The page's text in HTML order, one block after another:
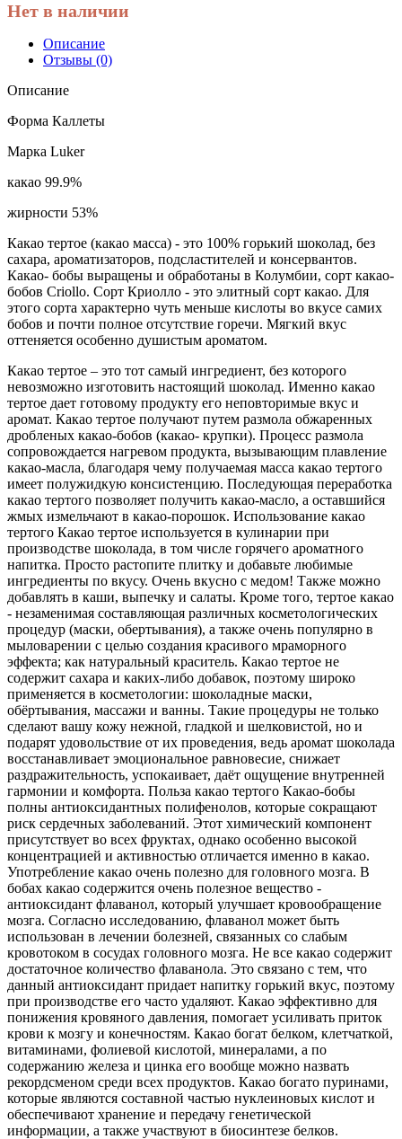
Нет в наличии
Описание
Отзывы (0)
Описание
Форма Каллеты
Марка Luker
какао 99.9%
жирности 53%
Какао тертое (какао масса) - это 100% горький шоколад, без
сахара, ароматизаторов, подсластителей и консервантов.
Какао- бобы выращены и обработаны в Колумбии, сорт какао-
бобов Criollo. Сорт Криолло - это элитный сорт какао. Для
этого сорта характерно чуть меньше кислоты во вкусе самих
бобов и почти полное отсутствие горечи. Мягкий вкус
оттеняется особенно душистым ароматом.
Какао тертое – это тот самый ингредиент, без которого
невозможно изготовить настоящий шоколад. Именно какао
тертое дает готовому продукту его неповторимые вкус и
аромат. Какао тертое получают путем размола обжаренных
дробленых какао-бобов (какао- крупки). Процесс размола
сопровождается нагревом продукта, вызывающим плавление
какао-масла, благодаря чему получаемая масса какао тертого
имеет полужидкую консистенцию. Последующая переработка
какао тертого позволяет получить какао-масло, а оставшийся
жмых измельчают в какао-порошок. Использование какао
тертого Какао тертое используется в кулинарии при
производстве шоколада, в том числе горячего ароматного
напитка. Просто растопите плитку и добавьте любимые
ингредиенты по вкусу. Очень вкусно с медом! Также можно
добавлять в каши, выпечку и салаты. Кроме того, тертое какао
- незаменимая составляющая различных косметологических
процедур (маски, обертывания), а также очень популярно в
мыловарении с целью создания красивого мраморного
эффекта; как натуральный краситель. Какао тертое не
содержит сахара и каких-либо добавок, поэтому широко
применяется в косметологии: шоколадные маски,
обёртывания, массажи и ванны. Такие процедуры не только
сделают вашу кожу нежной, гладкой и шелковистой, но и
подарят удовольствие от их проведения, ведь аромат шоколада
восстанавливает эмоциональное равновесие, снижает
раздражительность, успокаивает, даёт ощущение внутренней
гармонии и комфорта. Польза какао тертого Какао-бобы
полны антиоксидантных полифенолов, которые сокращают
риск сердечных заболеваний. Этот химический компонент
присутствует во всех фруктах, однако особенно высокой
концентрацией и активностью отличается именно в какао.
Употребление какао очень полезно для головного мозга. В
бобах какао содержится очень полезное вещество -
антиоксидант флаванол, который улучшает кровообращение
мозга. Согласно исследованию, флаванол может быть
использован в лечении болезней, связанных со слабым
кровотоком в сосудах головного мозга. Не все какао содержит
достаточное количество флаванола. Это связано с тем, что
данный антиоксидант придает напитку горький вкус, поэтому
при производстве его часто удаляют. Какао эффективно для
понижения кровяного давления, помогает усиливать приток
крови к мозгу и конечностям. Какао богат белком, клетчаткой,
витаминами, фолиевой кислотой, минералами, а по
содержанию железа и цинка его вообще можно назвать
рекордсменом среди всех продуктов. Какао богато пуринами,
которые являются составной частью нуклеиновых кислот и
обеспечивают хранение и передачу генетической
информации, а также участвуют в биосинтезе белков.